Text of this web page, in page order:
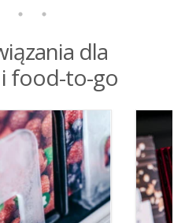
dla
i food-to-go